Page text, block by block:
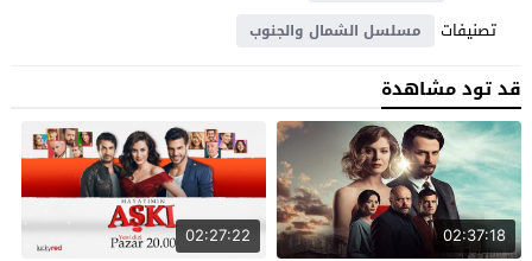
تصنيفات مسلسل الشمال والجنوب
قد تود مشاهدة
02:37:18
02:27:22